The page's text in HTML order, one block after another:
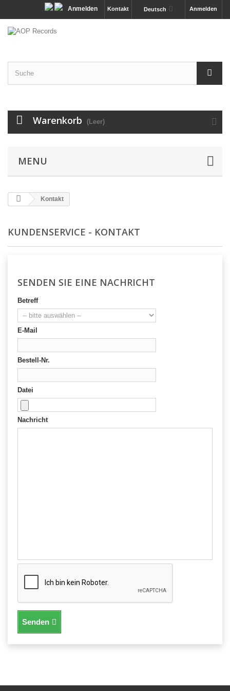
Anmelden
Deutsch
Kontakt
Anmelden
Warenkorb (Leer)
MENU
Kontakt
KUNDENSERVICE - KONTAKT
SENDEN SIE EINE NACHRICHT
Betreff
E-Mail
Bestell-Nr.
Datei
Nachricht
Senden